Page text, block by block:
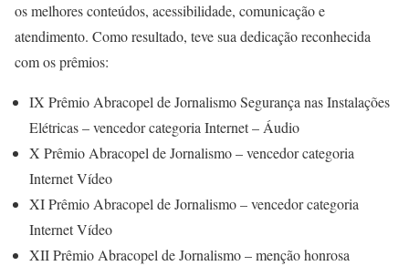
os melhores conteúdos, acessibilidade, comunicação e
atendimento. Como resultado, teve sua dedicação reconhecida
com os prêmios:
IX Prêmio Abracopel de Jornalismo Segurança nas Instalações
Elétricas – vencedor categoria Internet – Áudio
X Prêmio Abracopel de Jornalismo – vencedor categoria
Internet Vídeo
XI Prêmio Abracopel de Jornalismo – vencedor categoria
Internet Vídeo
XII Prêmio Abracopel de Jornalismo – menção honrosa